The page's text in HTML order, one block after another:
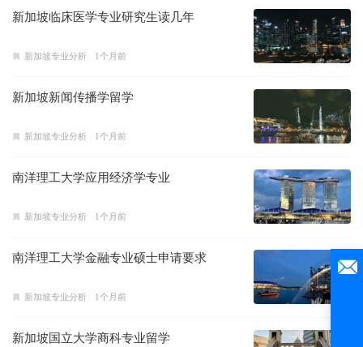
新加坡临床医学专业研究生读几年
新加坡专业分析 1个月前
新加坡新闻传播学留学
新加坡专业分析 1个月前
南洋理工大学应用经济学专业
新加坡专业分析 1个月前
南洋理工大学金融专业硕士申请要求
新加坡专业分析 1个月前
新加坡国立大学商科专业留学